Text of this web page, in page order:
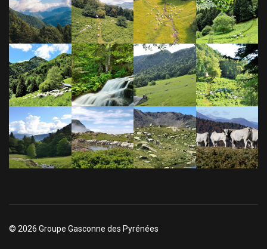
© 2026 Groupe Gasconne des Pyrénées